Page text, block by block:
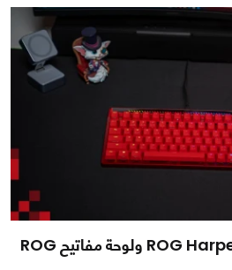
نظرة على ماوس ROG Harpe II Ace ولوحة مفاتيح ROG